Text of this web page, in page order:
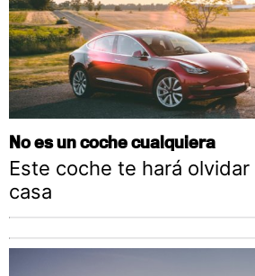
No es un coche cualquiera
Este coche te hará
casa